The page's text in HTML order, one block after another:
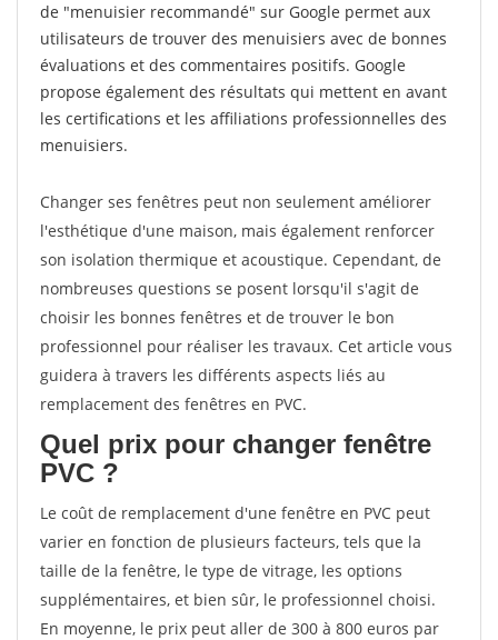
de "menuisier recommandé" sur Google permet aux
utilisateurs de trouver des menuisiers avec de bonnes
évaluations et des commentaires positifs. Google
propose également des résultats qui mettent en avant
les certifications et les affiliations professionnelles des
menuisiers.
Changer ses fenêtres peut non seulement améliorer
l'esthétique d'une maison, mais également renforcer
son isolation thermique et acoustique. Cependant, de
nombreuses questions se posent lorsqu'il s'agit de
choisir les bonnes fenêtres et de trouver le bon
professionnel pour réaliser les travaux. Cet article vous
guidera à travers les différents aspects liés au
remplacement des fenêtres en PVC.
Quel prix pour changer fenêtre
PVC ?
Le coût de remplacement d'une fenêtre en PVC peut
varier en fonction de plusieurs facteurs, tels que la
taille de la fenêtre, le type de vitrage, les options
supplémentaires, et bien sûr, le professionnel choisi.
En moyenne, le prix peut aller de 300 à 800 euros par